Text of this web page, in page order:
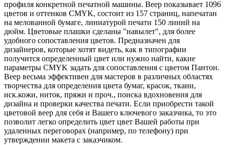
профиля конкретной печатной машины. Веер показывает 1096
цветов и оттенков CMYK, состоит из 157 страниц, напечатан
на мелованной бумаге, линиатурой печати 150 линий на
дюйм. Цветовые плашки сделаны "навылет", для более
удобного сопоставления цветов. Предназначен для
дизайнеров, которые хотят видеть, как в типографии
получится определенный цвет или нужно найти, какие
параметры CMYK задать для сопоставления с цветом Пантон.
Веер весьма эффективен для мастеров в различных областях
творчества для определения цвета бумаг, красок, ткани,
иск.кожи, ниток, пряжи и проч., поиска вдохновения для
дизайна и проверки качества печати. Если приобрести такой
цветовой веер для себя и Вашего ключевого заказчика, то это
позволит легко определить цвет цвет Вашей работы при
удаленных переговорах (например, по телефону) при
утверждении макета с заказчиком.